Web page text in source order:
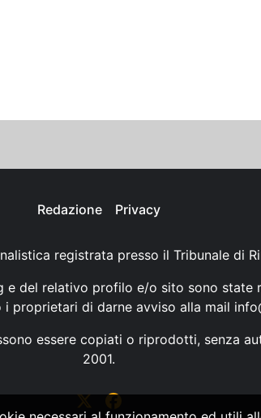
Redazione Privacy
registrata presso il Tribunale di
e del relativo profilo e/o sito sono state
proprietari di darne avviso alla mail
essere copiati o riprodotti, senza
2001.